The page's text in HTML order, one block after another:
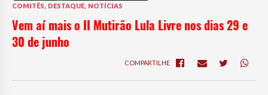
COMITÊS, DESTAQUE, NOTÍCIAS
Vem aí mais o II Mutirão Lula Livre nos dias 29 e
30 de junho
COMPARTILHE